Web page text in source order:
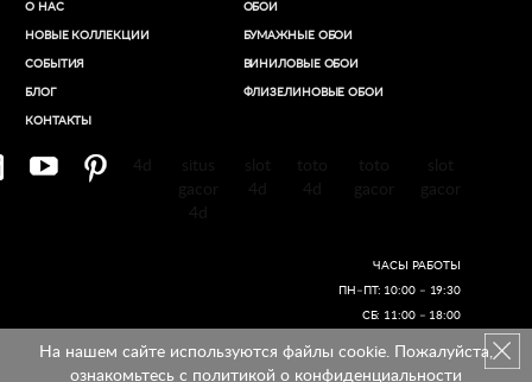
О НАС
НОВЫЕ КОЛЛЕКЦИИ
СОБЫТИЯ
БЛОГ
КОНТАКТЫ
ОБОИ
БУМАЖНЫЕ ОБОИ
ВИНИЛОВЫЕ ОБОИ​
ФЛИЗЕЛИНОВЫЕ ОБОИ
ЧАСЫ РАБОТЫ
ПН–ПТ: 10:00 – 19:30
СБ: 11:00 – 18:00
Создание сайтов
На нашем сайте используются файлы cookie. Пожалуйста,
ознакомьтесь с политикой о конфиденциальности